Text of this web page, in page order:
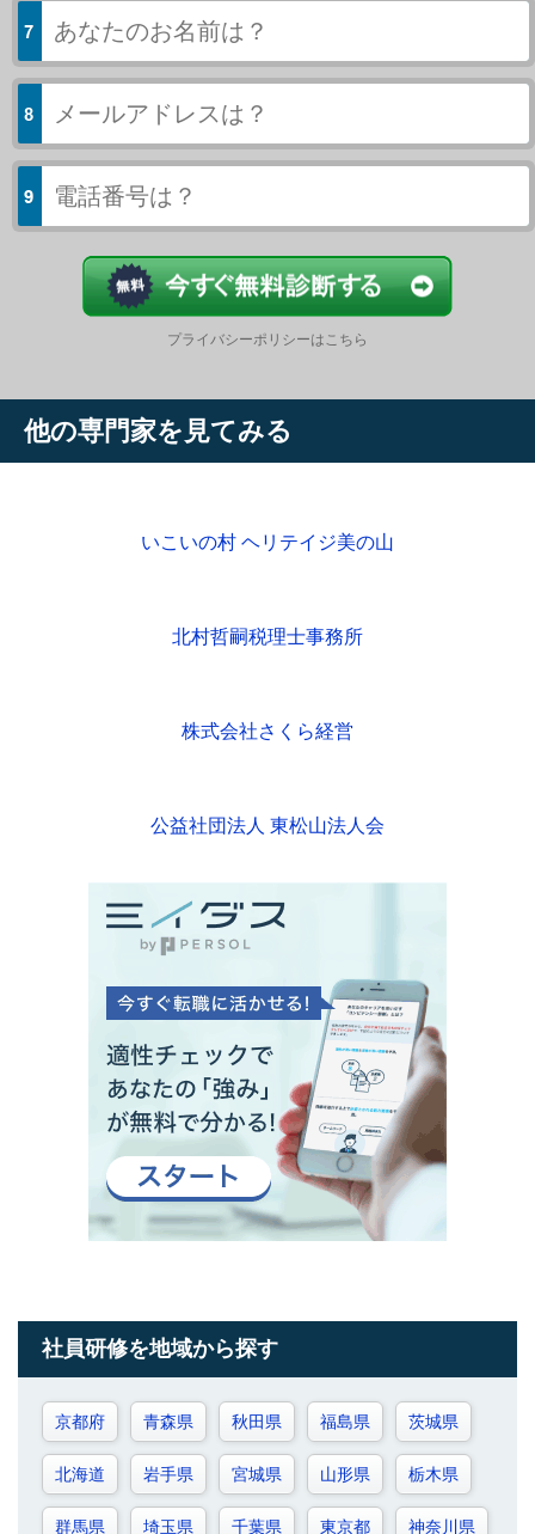
プライバシーポリシーはこちら
他の専門家を見てみる
いこいの村 ヘリテイジ美の山
北村哲嗣税理士事務所
株式会社さくら経営
公益社団法人 東松山法人会
社員研修を地域から探す
京都府 青森県 秋田県 福島県 茨城県
北海道 岩手県 宮城県 山形県 栃木県
群馬県 埼玉県 千葉県 東京都 神奈川県